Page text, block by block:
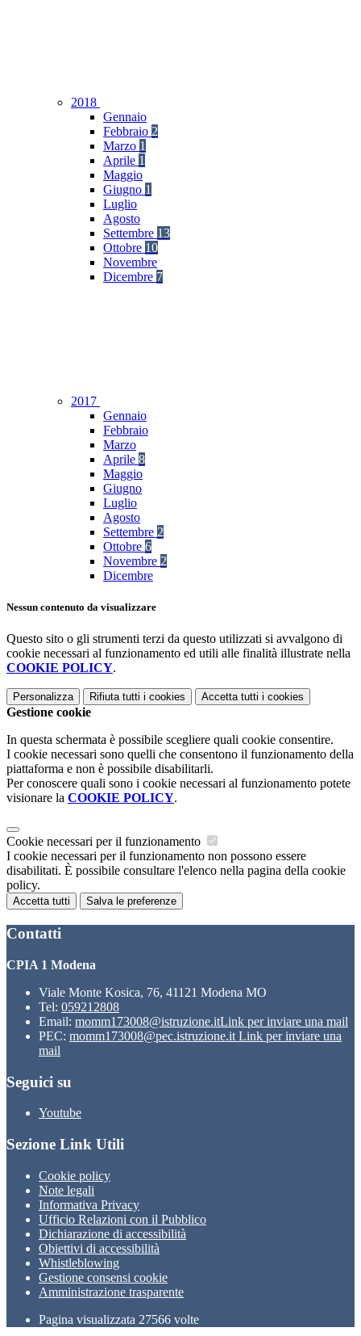
2018
Gennaio
Febbraio 2
Marzo 1
Aprile 1
Maggio
Giugno 1
Luglio
Agosto
Settembre 13
Ottobre 10
Novembre
Dicembre 7
2017
Gennaio
Febbraio
Marzo
Aprile 8
Maggio
Giugno
Luglio
Agosto
Settembre 2
Ottobre 6
Novembre 2
Dicembre
Nessun contenuto da visualizzare
Questo sito o gli strumenti terzi da questo utilizzati si avvalgono di
cookie necessari al funzionamento ed utili alle finalità illustrate nella
COOKIE POLICY.
Personalizza Rifiuta tutti i cookies Accetta tutti i cookies
Gestione cookie
In questa schermata è possibile scegliere quali cookie consentire.
I cookie necessari sono quelli che consentono il funzionamento della
piattaforma e non è possibile disabilitarli.
Per conoscere quali sono i cookie necessari al funzionamento potete
visionare la COOKIE POLICY.
Cookie necessari per il funzionamento
I cookie necessari per il funzionamento non possono essere
disabilitati. È possibile consultare l'elenco nella pagina della cookie
policy.
Accetta tutti Salva le preferenze
Contatti
CPIA 1 Modena
Viale Monte Kosica, 76, 41121 Modena MO
Tel: 059212808
Email: momm173008@istruzione.itLink per inviare una mail
PEC: momm173008@pec.istruzione.it Link per inviare una
mail
Seguici su
Youtube
Sezione Link Utili
Cookie policy
Note legali
Informativa Privacy
Ufficio Relazioni con il Pubblico
Dichiarazione di accessibilità
Obiettivi di accessibilità
Whistleblowing
Gestione consensi cookie
Amministrazione trasparente
Pagina visualizzata 27566 volte